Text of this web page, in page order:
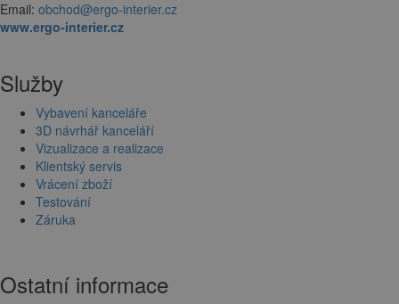
Email: obchod@ergo-interier.cz
www.ergo-interier.cz
Služby
Vybavení kanceláře
3D návrhář kanceláří
Vizualizace a realizace
Klientský servis
Vrácení zboží
Testování
Záruka
Ostatní informace